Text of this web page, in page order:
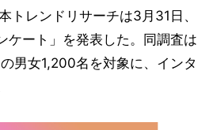
トレンドリサーチは3月31日、
ケート」を発表した。同調査は
男女1,200名を対象に、インタ